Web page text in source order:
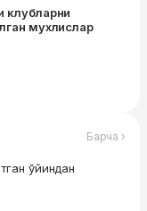
клубларни
мухлислар
Барча ›
ўйиндан